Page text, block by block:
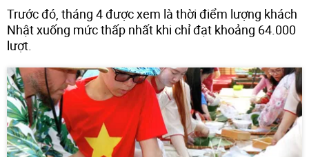
Trước đó, tháng 4 được xem là thời điểm lượng khách
Nhật xuống mức thấp nhất khi chỉ đạt khoảng 64.000
lượt.